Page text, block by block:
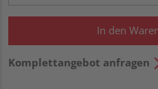
In den
Komplettangebot anfragen